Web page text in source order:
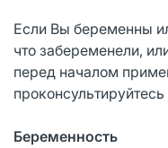
Если Вы беременны
что забеременели,
перед началом
Беременность